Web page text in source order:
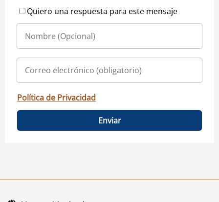
Quiero una respuesta para este mensaje
Política de Privacidad
Enviar